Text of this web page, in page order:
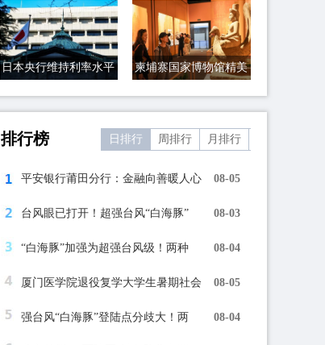
续
日本央行维持利率水平
胀预期
柬埔寨国家博物馆精美
排行榜 日排行 周排行 月排行
平安银行莆田分行：金融向善暖人心 08-05
台风眼已打开！超强台风“白海豚” 08-03
“白海豚”加强为超强台风级！两种 08-04
厦门医学院退役复学大学生暑期社会 08-05
强台风“白海豚”登陆点分歧大！两 08-04